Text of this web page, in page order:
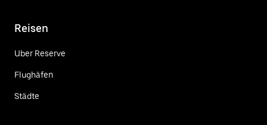
Reisen
Uber Reserve
Flughäfen
Städte